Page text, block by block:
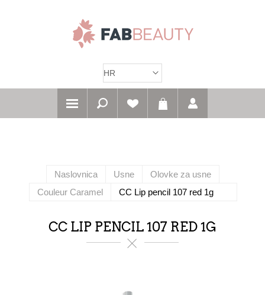
Naslovnica Usne
Olovke za usne
Couleur Caramel
CC Lip pencil 107 red 1g
CC LIP PENCIL 107 RED 1G